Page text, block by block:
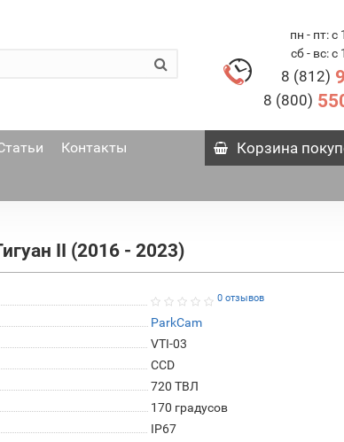
пн - пт: с
сб - вс: с
8 (812)
8 (800)
Контакты Корзина
II (2016 - 2023)
0 отзывов
ParkCam
VTI-03
СCD
720 ТВЛ
170 градусов
IP67